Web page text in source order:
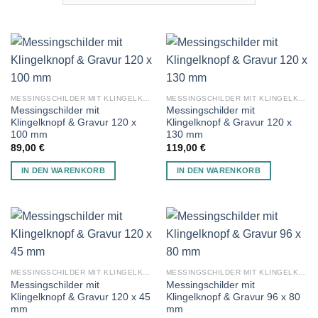
Messingschilder mit
Klingelknopf & Gravur 120 х
100 mm
89,00 €
IN DEN WARENKORB
Messingschilder mit
Klingelknopf & Gravur 120 х
130 mm
119,00 €
IN DEN WARENKORB
Messingschilder mit
Klingelknopf & Gravur 120 х 45
mm
Messingschilder mit
Klingelknopf & Gravur 96 х 80
mm